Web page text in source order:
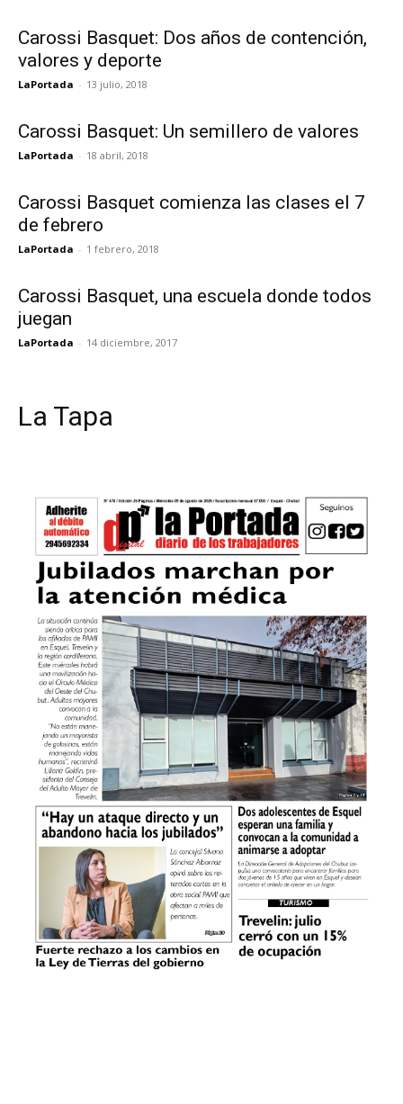
Carossi Basquet: Dos años de contención,
valores y deporte
LaPortada - 13 julio, 2018
Carossi Basquet: Un semillero de valores
LaPortada - 18 abril, 2018
Carossi Basquet comienza las clases el 7
de febrero
LaPortada - 1 febrero, 2018
Carossi Basquet, una escuela donde todos
juegan
LaPortada - 14 diciembre, 2017
La Tapa